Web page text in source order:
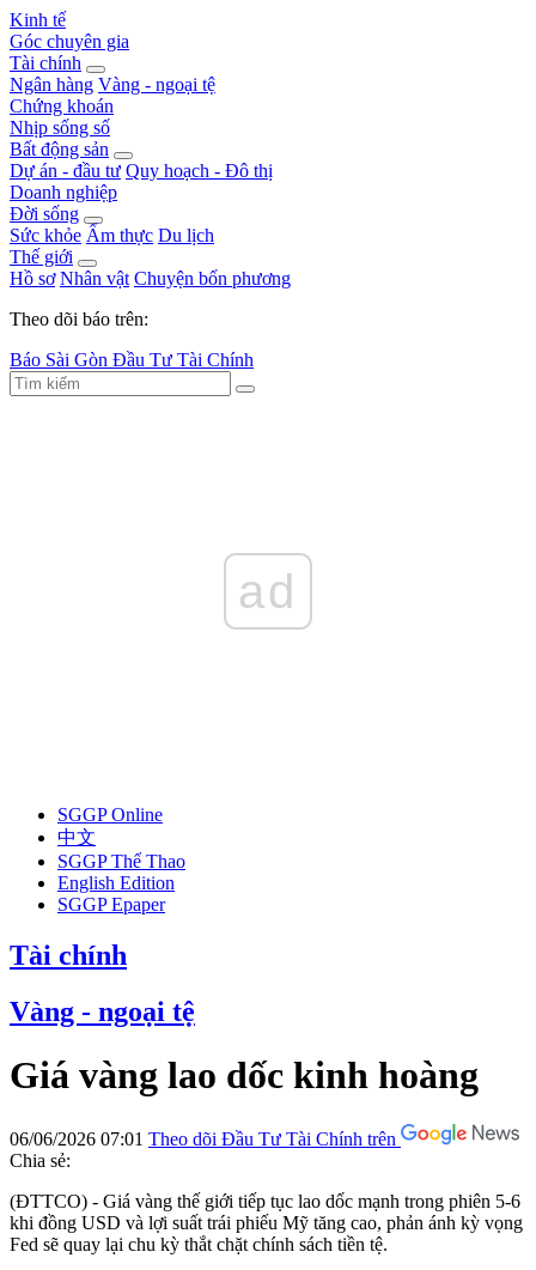
Kinh tế
Góc chuyên gia
Tài chính
Ngân hàng Vàng - ngoại tệ
Chứng khoán
Nhịp sống số
Bất động sản
Dự án - đầu tư Quy hoạch - Đô thị
Doanh nghiệp
Đời sống
Sức khỏe Ẩm thực Du lịch
Thế giới
Hồ sơ Nhân vật Chuyện bốn phương
Theo dõi báo trên:
Báo Sài Gòn Đầu Tư Tài Chính
ad
SGGP Online
中文
SGGP Thể Thao
English Edition
SGGP Epaper
Tài chính
Vàng - ngoại tệ
Giá vàng lao dốc kinh hoàng
06/06/2026 07:01 Theo dõi Đầu Tư Tài Chính trên
Chia sẻ:
(ĐTTCO) - Giá vàng thế giới tiếp tục lao dốc mạnh trong phiên 5-6
khi đồng USD và lợi suất trái phiếu Mỹ tăng cao, phản ánh kỳ vọng
Fed sẽ quay lại chu kỳ thắt chặt chính sách tiền tệ.